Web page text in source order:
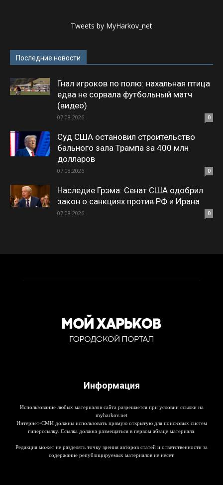
Tweets by MyHarkov_net
Последние новости
Гнал игроков по полю: нахальная птица
едва не сорвала футбольный матч
(видео)
07.08.2026 0
Суд США остановил строительство
бального зала Трампа за 400 млн
долларов
07.08.2026 0
Наследие Грэма: Сенат США одобрил
закон о санкциях против РФ и Ирана
07.08.2026 0
Информация
Использование любых материалов сайта разрешается при условии ссылки на
myharkov.net
Интернет-СМИ должны использовать прямую открытую для поисковых систем
гиперссылку. Ссылка должна размещаться в первом абзаце материала.
Редакция может не разделять точку зрения авторов статей и ответственности за
содержание републицируемых материалов не несет.